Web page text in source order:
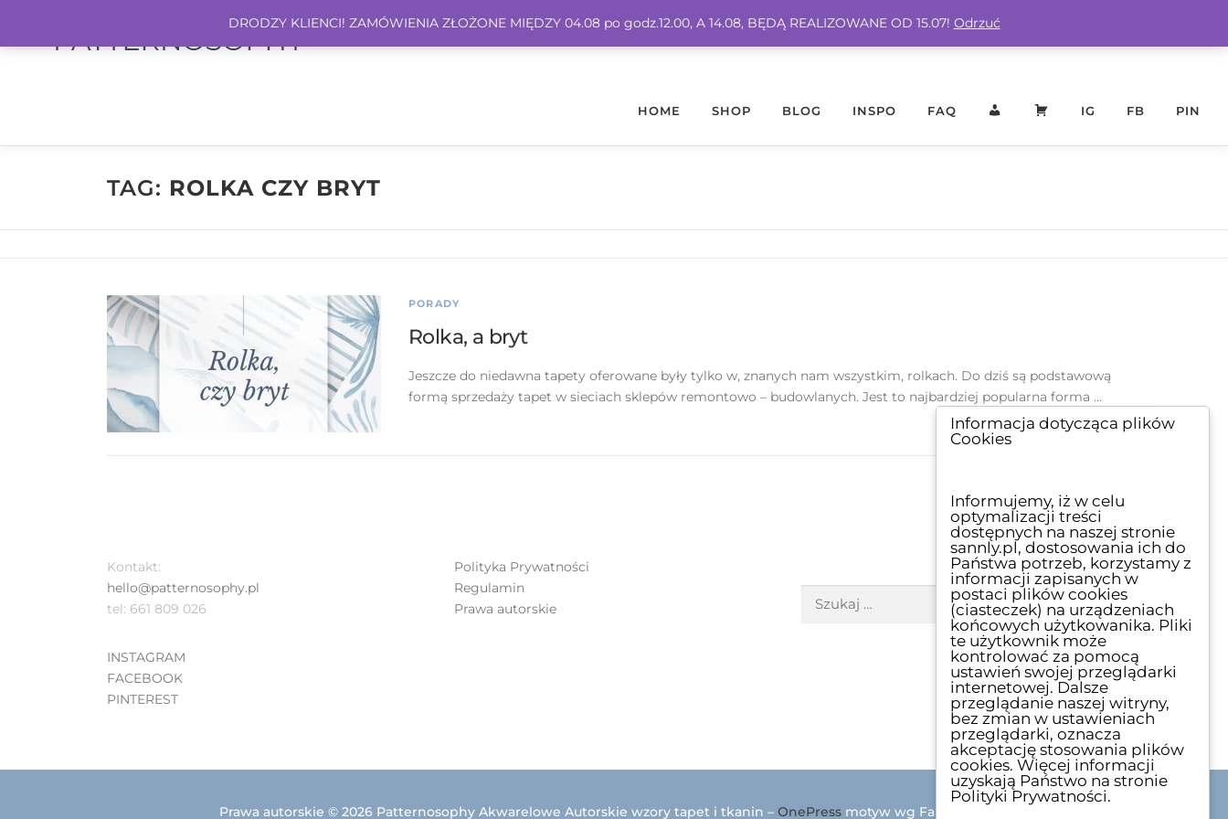
HOME SHOP BLOG INSPO FAQ KONTO KOSZYK
IG FB PIN
TAG: ROLKA CZY BRYT
PORADY
Rolka, a bryt
Jeszcze do niedawna tapety oferowane były tylko w, znanych nam wszystkim, rolkach. Do dziś są podstawową
formą sprzedaży tapet w sieciach sklepów remontowo – budowlanych. Jest to najbardziej popularna forma …
Kontakt:
hello@patternosophy.pl
tel: 661 809 026
INSTAGRAM
FACEBOOK
PINTEREST
Polityka Prywatności
Regulamin
Prawa autorskie
Prawa autorskie © 2026 Patternosophy Akwarelowe Autorskie wzory tapet i tkanin – OnePress motyw wg FameThemes
DRODZY KLIENCI! ZAMÓWIENIA ZŁOŻONE MIĘDZY 04.08 po godz.12.00, A 14.08, BĘDĄ REALIZOWANE OD 15.07! Odrzuć
Informacja dotycząca plików
Cookies
Informujemy, iż w celu
optymalizacji treści
dostępnych na naszej stronie
sannly.pl, dostosowania ich do
Państwa potrzeb, korzystamy z
informacji zapisanych w
postaci plików cookies
(ciasteczek) na urządzeniach
końcowych użytkowanika. Pliki
te użytkownik może
kontrolować za pomocą
ustawień swojej przeglądarki
internetowej. Dalsze
przeglądanie naszej witryny,
bez zmian w ustawieniach
przeglądarki, oznacza
akceptację stosowania plików
cookies. Więcej informacji
uzyskają Państwo na stronie
Polityki Prywatności.